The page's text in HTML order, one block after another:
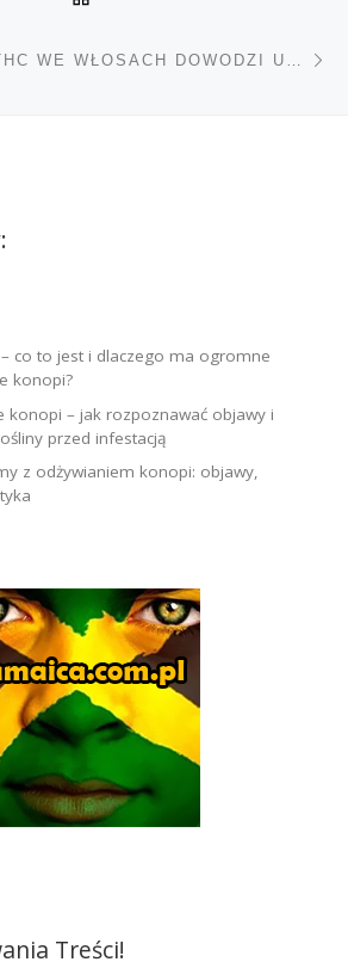
co to jest i dlaczego ma ogromne
konopi?
konopi – jak rozpoznawać objawy i
przed infestacją
z odżywianiem konopi: objawy,
Treści!